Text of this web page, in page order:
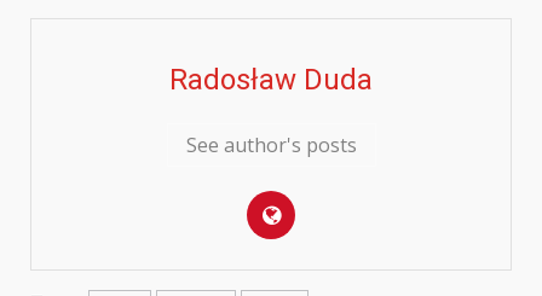
Radosław Duda
See author's posts